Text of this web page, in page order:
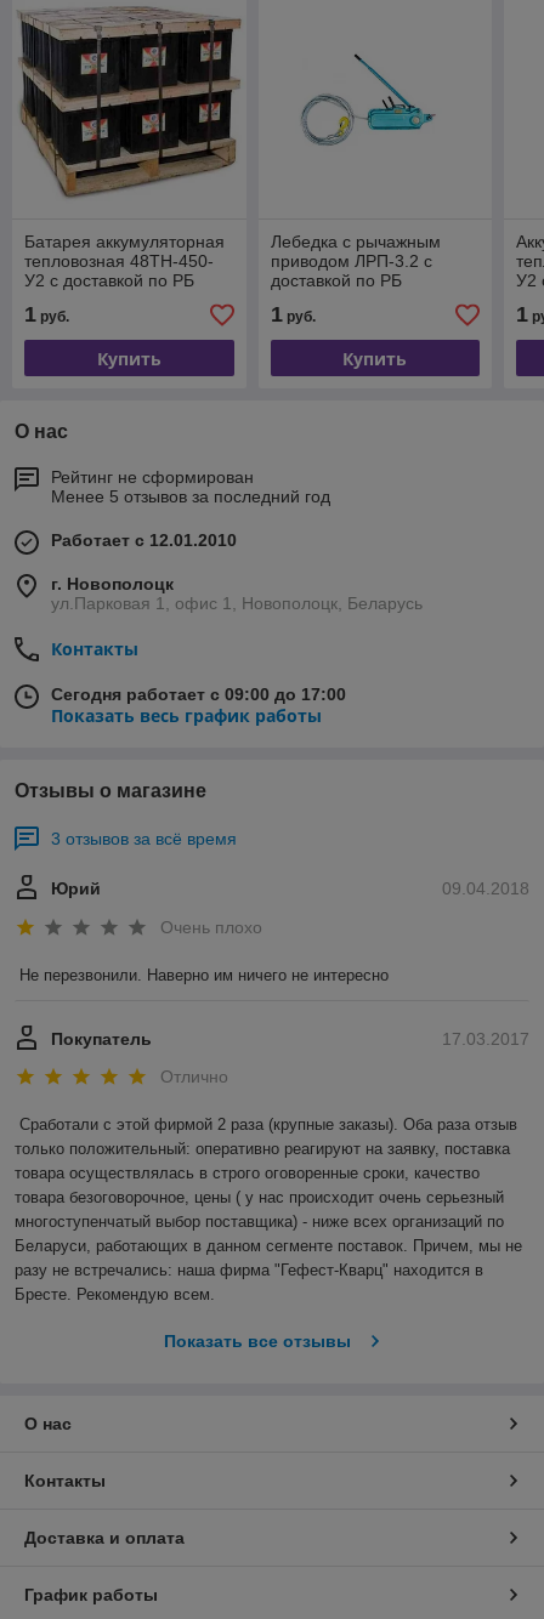
Батарея аккумуляторная
тепловозная 48ТН-450-
У2 с доставкой по РБ
1 руб.
Купить
Лебедка с рычажным
приводом ЛРП-3.2 с
доставкой по РБ
1руб.
Купить
У2
1
О нас
Рейтинг не сформирован
Менее 5 отзывов за последний год
Работает с 12.01.2010
г. Новополоцк
ул.Парковая 1, офис 1, Новополоцк, Беларусь
Контакты
Сегодня работает с 09:00 до 17:00
Показать весь график работы
Отзывы о магазине
3 отзывов за всё время
09.04.2018
Юрий
Очень плохо
Не перезвонили. Наверно им ничего не интересно
17.03.2017
Покупатель
Отлично
Сработали с этой фирмой 2 раза (крупные заказы). Оба раза отзыв
только положительный: оперативно реагируют на заявку, поставка
товара осуществлялась в строго оговоренные сроки, качество
товара безоговорочное, цены ( у нас происходит очень серьезный
многоступенчатый выбор поставщика) - ниже всех организаций по
Беларуси, работающих в данном сегменте поставок. Причем, мы не
разу не встречались: наша фирма "Гефест-Кварц" находится в
Бресте. Рекомендую всем.
Показать все отзывы
О нас
Контакты
Доставка и оплата
График работы